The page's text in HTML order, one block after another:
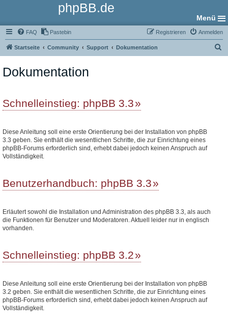
phpBB.de
Menü
FAQ Pastebin Anmelden
Registrieren
Startseite Community Support Dokumentation
Dokumentation
Schnelleinstieg: phpBB 3.3
Diese Anleitung soll eine erste Orientierung bei der Installation von phpBB
3.3 geben. Sie enthält die wesentlichen Schritte, die zur Einrichtung eines
phpBB-Forums erforderlich sind, erhebt dabei jedoch keinen Anspruch auf
Vollständigkeit.
Benutzerhandbuch: phpBB 3.3
Erläutert sowohl die Installation und Administration des phpBB 3.3, als auch
die Funktionen für Benutzer und Moderatoren. Aktuell leider nur in englisch
vorhanden.
Schnelleinstieg: phpBB 3.2
Diese Anleitung soll eine erste Orientierung bei der Installation von phpBB
3.2 geben. Sie enthält die wesentlichen Schritte, die zur Einrichtung eines
phpBB-Forums erforderlich sind, erhebt dabei jedoch keinen Anspruch auf
Vollständigkeit.